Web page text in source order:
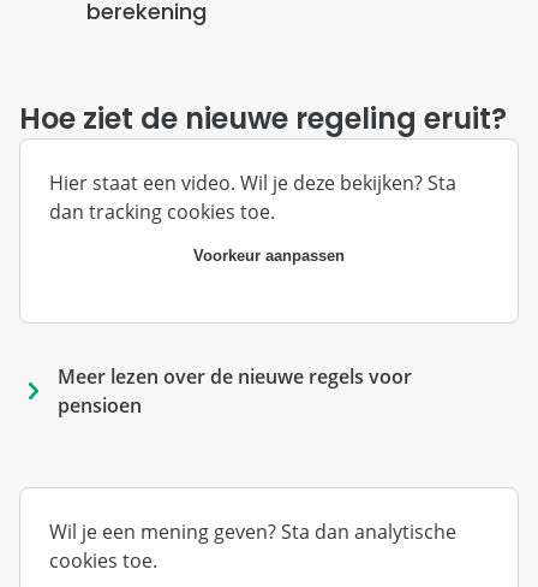
berekening
Hoe ziet de nieuwe regeling eruit?
Hier staat een video. Wil je deze bekijken? Sta
dan tracking cookies toe.
Voorkeur aanpassen
Meer lezen over de nieuwe regels voor
pensioen
Wil je een mening geven? Sta dan analytische
cookies toe.